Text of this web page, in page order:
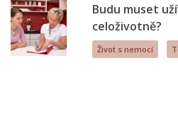
Budu muset
celoživotně?
Život s nemocí